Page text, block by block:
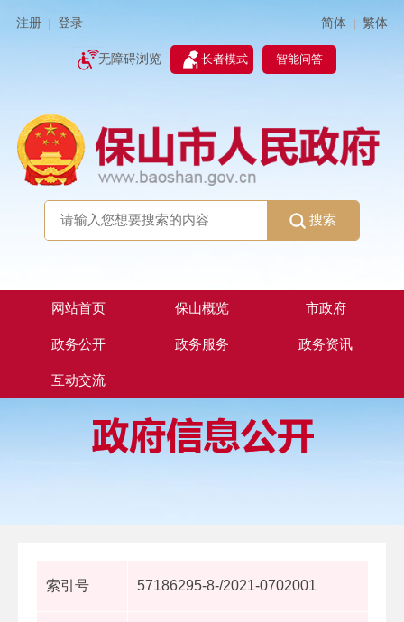
注册 登录 简体 | 繁体
无障碍浏览 长者模式 智能问答
搜索
网站首页 保山概览 市政府
政务公开 政务服务 政务资讯
互动交流
索引号 57186295-8-/2021-0702001